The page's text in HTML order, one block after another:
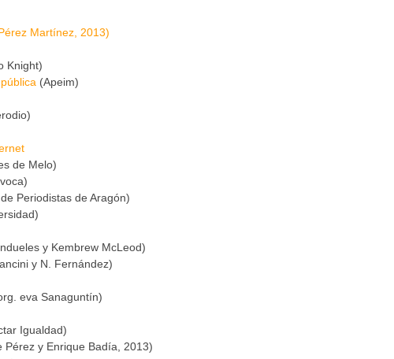
Martínez, 2013)
Knight)
(Apeim)
de Melo)
Periodistas de Aragón)
y Kembrew McLeod)
y N. Fernández)
eva Sanaguntín)
Igualdad)
Pérez y Enrique Badía, 2013)